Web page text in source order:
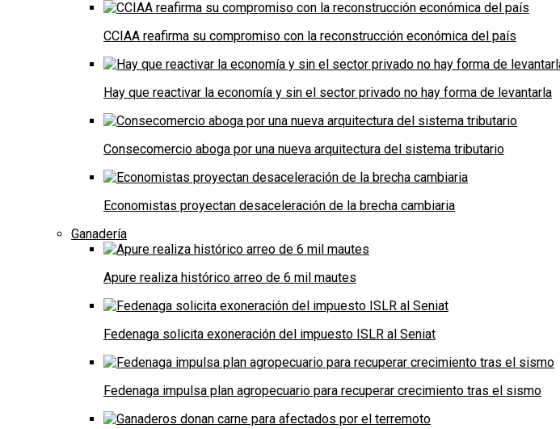
CCIAA reafirma su compromiso con la reconstrucción económica del país
Hay que reactivar la economía y sin el sector privado no hay forma de levantarla
Consecomercio aboga por una nueva arquitectura del sistema tributario
Economistas proyectan desaceleración de la brecha cambiaria
Ganadería
Apure realiza histórico arreo de 6 mil mautes
Fedenaga solicita exoneración del impuesto ISLR al Seniat
Fedenaga impulsa plan agropecuario para recuperar crecimiento tras el sismo